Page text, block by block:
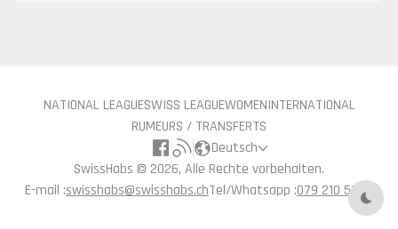
NATIONAL LEAGUESWISS LEAGUEWOMENINTERNATIONAL
RUMEURS / TRANSFERTS
Deutsch
SwissHabs © 2026, Alle Rechte vorbehalten.
E-mail :swisshabs@swisshabs.chTel/Whatsapp :079 210 57 71